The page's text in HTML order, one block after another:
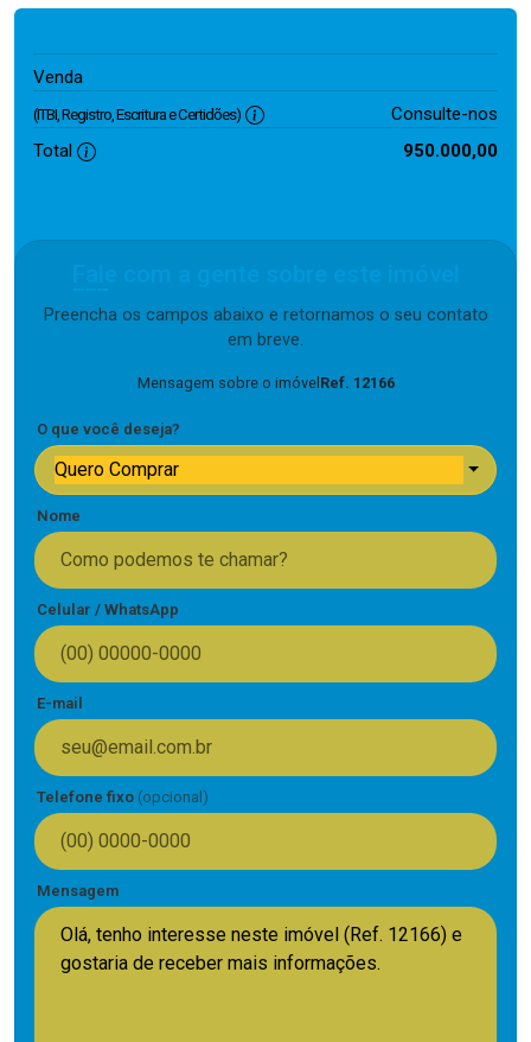
Venda
(ITBI, Registro, Escritura e Certidões)
Consulte-nos
Total
950.000,00
Preencha os campos abaixo e retornamos o seu contato
em breve.
Mensagem sobre o imóvel Ref. 12166
O que você deseja?
Quero Comprar
Nome
Celular / WhatsApp
E-mail
Telefone fixo (opcional)
Mensagem